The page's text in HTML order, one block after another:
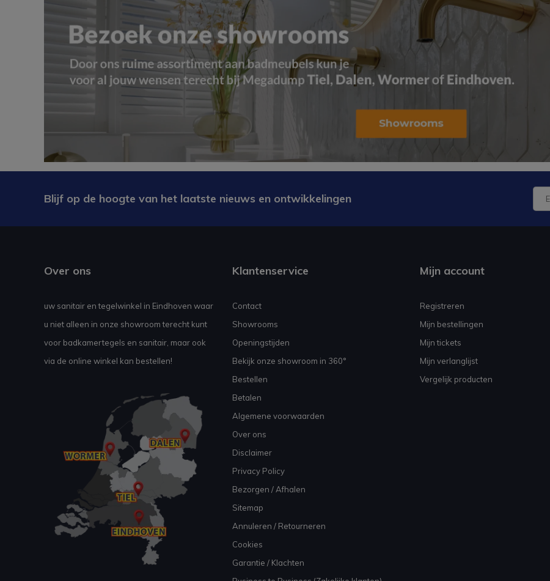
Blijf op de hoogte van het laatste nieuws en ontwikkelingen
Over ons
uw sanitair en tegelwinkel in Eindhoven waar
u niet alleen in onze showroom terecht kunt
voor badkamertegels en sanitair, maar ook
via de online winkel kan bestellen!
Klantenservice
Contact
Showrooms
Openingstijden
Bekijk onze showroom in 360°
Bestellen
Betalen
Algemene voorwaarden
Over ons
Disclaimer
Privacy Policy
Bezorgen / Afhalen
Sitemap
Annuleren / Retourneren
Cookies
Garantie / Klachten
Mijn account
Registreren
Mijn bestellingen
Mijn tickets
Mijn verlanglijst
Vergelijk producten